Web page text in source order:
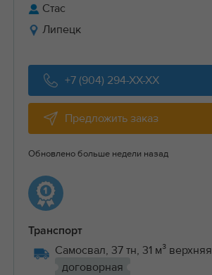
Стас
Липецк
+7 (904) 294-XX-XX
Предложить заказ
Обновлено больше недели назад
Транспорт
Самосвал, 37 тн, 31 м³ верхняя
договорная